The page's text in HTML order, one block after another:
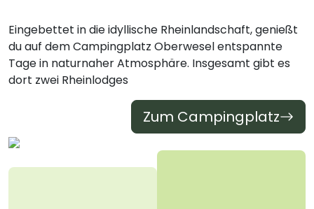
Eingebettet in die idyllische Rheinlandschaft, genießt
du auf dem Campingplatz Oberwesel entspannte
Tage in naturnaher Atmosphäre. Insgesamt gibt es
dort zwei Rheinlodges
Zum Campingplatz